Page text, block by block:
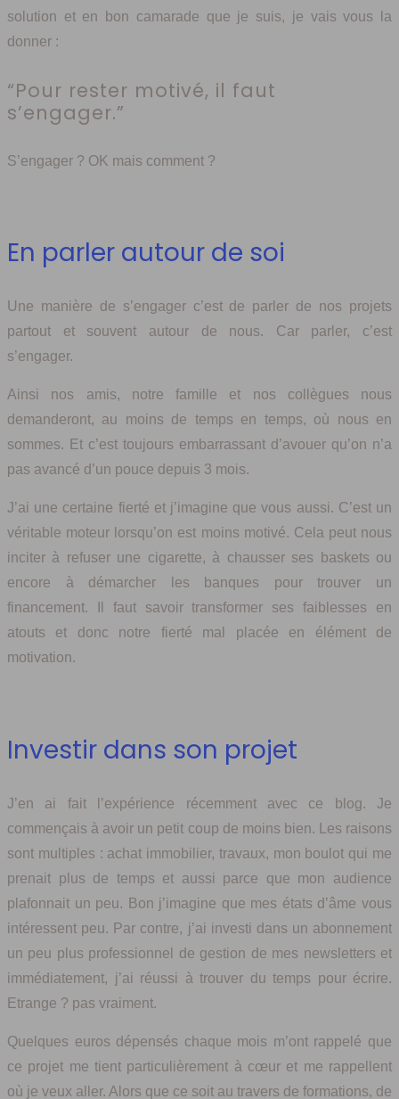
solution et en bon camarade que je suis, je vais vous la
donner :
“Pour rester motivé, il faut
s’engager.”
S’engager ? OK mais comment ?
En parler autour de soi
Une manière de s’engager c’est de parler de nos projets
partout et souvent autour de nous. Car parler, c’est
s’engager.
Ainsi nos amis, notre famille et nos collègues nous
demanderont, au moins de temps en temps, où nous en
sommes. Et c’est toujours embarrassant d’avouer qu’on n’a
pas avancé d’un pouce depuis 3 mois.
J’ai une certaine fierté et j’imagine que vous aussi. C’est un
véritable moteur lorsqu’on est moins motivé. Cela peut nous
inciter à refuser une cigarette, à chausser ses baskets ou
encore à démarcher les banques pour trouver un
financement. Il faut savoir transformer ses faiblesses en
atouts et donc notre fierté mal placée en élément de
motivation.
Investir dans son projet
J’en ai fait l’expérience récemment avec ce blog. Je
commençais à avoir un petit coup de moins bien. Les raisons
sont multiples : achat immobilier, travaux, mon boulot qui me
prenait plus de temps et aussi parce que mon audience
plafonnait un peu. Bon j’imagine que mes états d’âme vous
intéressent peu. Par contre, j’ai investi dans un abonnement
un peu plus professionnel de gestion de mes newsletters et
immédiatement, j’ai réussi à trouver du temps pour écrire.
Etrange ? pas vraiment.
Quelques euros dépensés chaque mois m’ont rappelé que
ce projet me tient particulièrement à cœur et me rappellent
où je veux aller. Alors que ce soit au travers de formations, de